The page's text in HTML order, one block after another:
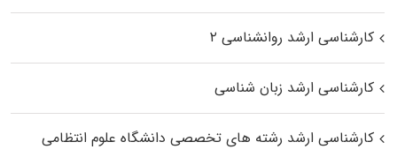
کارشناسی ارشد روانشناسی ۲
کارشناسی ارشد زبان شناسی
کارشناسی ارشد رﺷﺘﻪ ﻫﺎی تخصصی داﻧﺸﮕﺎه ﻋﻠﻮم انتظامی